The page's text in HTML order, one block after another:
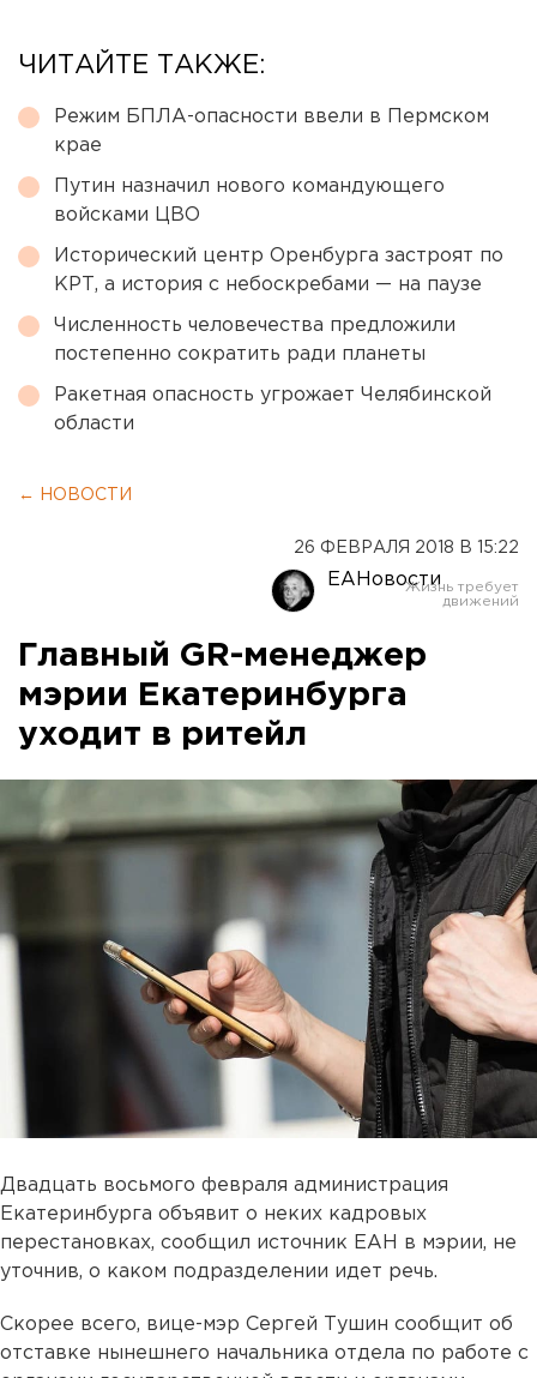
ЧИТАЙТЕ ТАКЖЕ:
Режим БПЛА-опасности ввели в Пермском
крае
Путин назначил нового командующего
войсками ЦВО
Исторический центр Оренбурга застроят по
КРТ, а история с небоскребами — на паузе
Численность человечества предложили
постепенно сократить ради планеты
Ракетная опасность угрожает Челябинской
области
← НОВОСТИ
26 ФЕВРАЛЯ 2018 В 15:22
ЕАНовости
Главный GR-менеджер
мэрии Екатеринбурга
уходит в ритейл
Двадцать восьмого февраля администрация
Екатеринбурга объявит о неких кадровых
перестановках, сообщил источник ЕАН в мэрии, не
уточнив, о каком подразделении идет речь.
Cкорее всего, вице-мэр Сергей Тушин сообщит об
отставке нынешнего начальника отдела по работе с